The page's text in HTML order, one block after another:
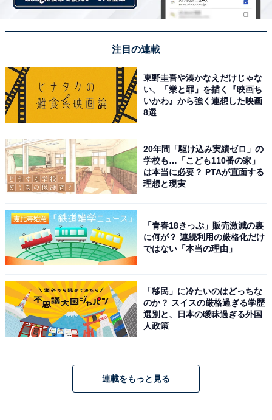
チョコミントスティックケーキのイメージ（画像出典：
満足度の高い声が寄せられた一方で、ふわっと軽い食感
のため、バウムのようなしっかりとした食べ応えを求め
定の商品のため、近くの店舗やネットストアで見つけた
際はぜひ試してみてください。
注目の連載
東野圭吾や湊かなえだけじゃな
い、「業と罪」を描く『映画ち
いかわ』から強く連想した映画
8選
20年間「駆け込み実績ゼロ」の
学校も…「こども110番の家」
は本当に必要？ PTAが直面する
理想と現実
「青春18きっぷ」販売激減の裏
に何が？ 連続利用の厳格化だけ
ではない「本当の理由」
「移民」に冷たいのはどっちな
のか？ スイスの厳格過ぎる学歴
選別と、日本の曖昧過ぎる外国
人政策
連載をもっと見る